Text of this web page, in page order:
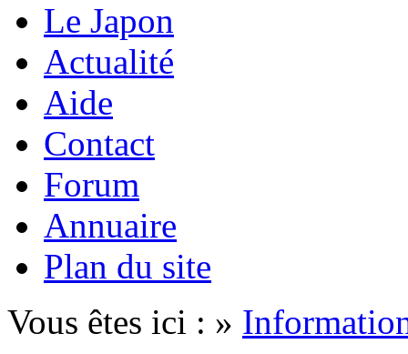
Le Japon
Actualité
Aide
Contact
Forum
Annuaire
Plan du site
Vous êtes ici : »